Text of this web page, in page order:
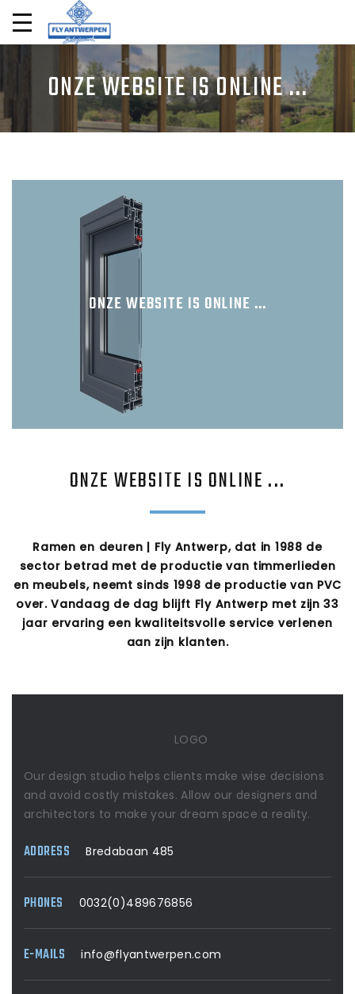
ONZE WEBSITE IS ONLINE ...
ONZE WEBSITE IS ONLINE ...
ONZE WEBSITE IS ONLINE ...
Ramen en deuren | Fly Antwerp, dat in 1988 de
sector betrad met de productie van timmerlieden
en meubels, neemt sinds 1998 de productie van PVC
over. Vandaag de dag blijft Fly Antwerp met zijn 33
jaar ervaring een kwaliteitsvolle service verlenen
aan zijn klanten.
LOGO
Our design studio helps clients make wise decisions
and avoid costly mistakes. Allow our designers and
architectors to make your dream space a reality.
ADDRESS Bredabaan 485
PHONES 0032(0)489676856
E-MAILS info@flyantwerpen.com